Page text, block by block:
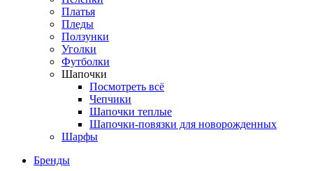
Платья
Пледы
Ползунки
Уголки
Футболки
Шапочки
Посмотреть всё
Чепчики
Шапочки теплые
Шапочки-повязки для новорожденных
Шарфы
Бренды